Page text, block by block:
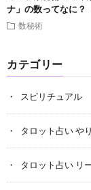
ナ」の数ってなに？
数秘術
カテゴリー
スピリチュアル
タロット占い や
タロット占い リ